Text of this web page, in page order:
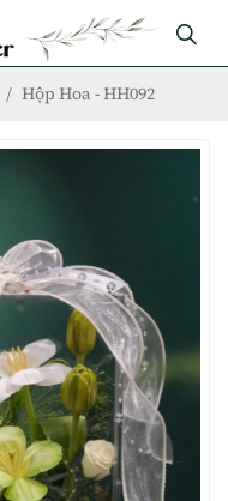
Hộp Hoa - HH092